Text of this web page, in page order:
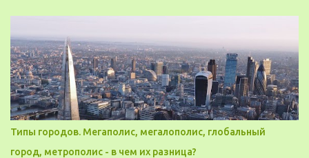
могли бы свободно попасть, не заходя в само заведение.
Типы городов. Мегаполис, мегалополис, глобальный
город, метрополис - в чем их разница?